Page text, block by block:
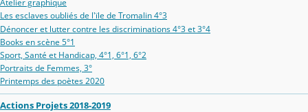
Atelier graphique
Les esclaves oubliés de l'ïle de Tromalin 4°3
Dénoncer et lutter contre les discriminations 4°3 et 3°4
Books en scène 5°1
Sport, Santé et Handicap, 4°1, 6°1, 6°2
Portraits de Femmes, 3°
Printemps des poètes 2020
Actions Projets 2018-2019